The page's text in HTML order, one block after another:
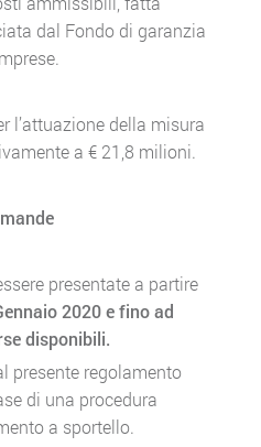
dal Fondo di garanzia
l’attuazione della misura
a € 21,8 milioni.
presentate a partire
2020 e fino ad
disponibili.
presente regolamento
di una procedura
a sportello.